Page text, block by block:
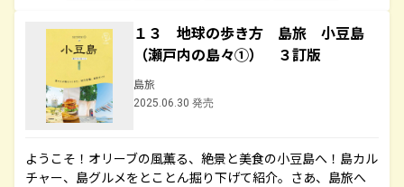
１３ 地球の歩き方 島旅 小豆島
（瀬戸内の島々①） ３訂版
島旅
2025.06.30 発売
ようこそ！オリーブの風薫る、絶景と美食の小豆島へ！島カル
チャー、島グルメをとことん掘り下げて紹介。さあ、島旅へ